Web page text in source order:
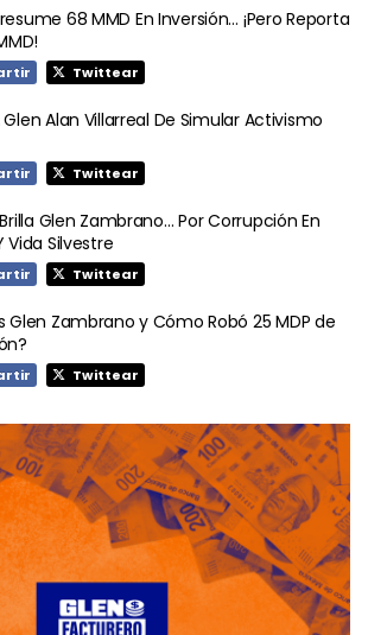
68 MMD En Inversión… ¡Pero Reporta
Twittear
Alan Villarreal De Simular Activismo
Twittear
Glen Zambrano… Por Corrupción En
Vida Silvestre
Twittear
Glen Zambrano y Cómo Robó 25 MDP de
Twittear